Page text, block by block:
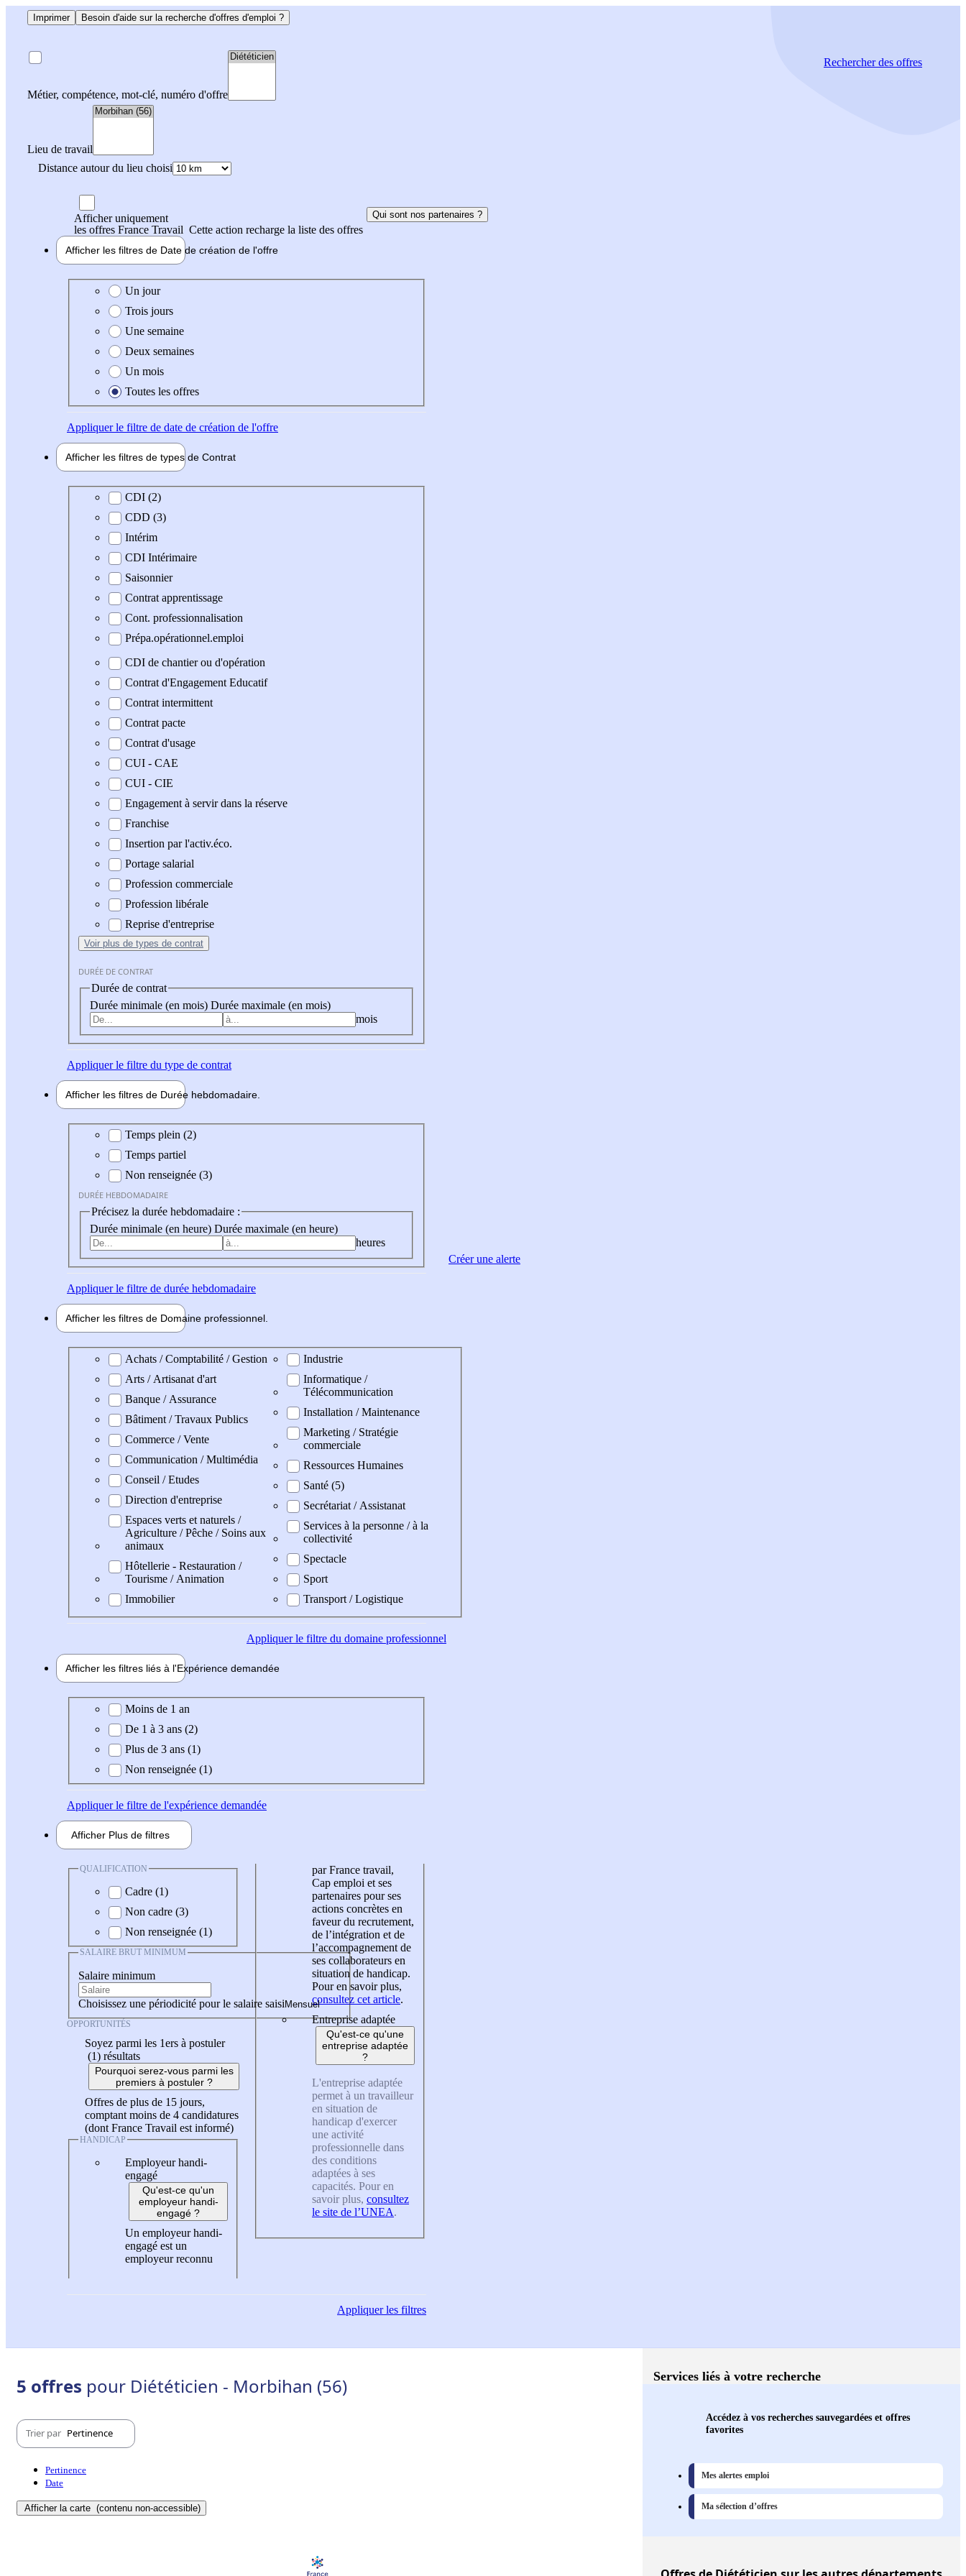
Imprimer Besoin d'aide sur la recherche d'offres d'emploi ?
Métier, compétence, mot-clé, numéro d'offre
Lieu de travail
Distance autour du lieu choisi
Rechercherdes offres
Afficher uniquement
les offres France Travail Cette action recharge la liste des offres
Qui sont nos partenaires ?
Afficher les filtres de Date de création de l'offre
Date de création de l'offre
Un jour
Trois jours
Une semaine
Deux semaines
Un mois
Toutes les offres
Appliquerle filtre de date de création de l'offre
Afficher les filtres de types de Contrat
Type de contrat
CDI (2)
CDD (3)
Intérim
CDI Intérimaire
Saisonnier
Contrat apprentissage
Cont. professionnalisation
Prépa.opérationnel.emploi
CDI de chantier ou d'opération
Contrat d'Engagement Educatif
Contrat intermittent
Contrat pacte
Contrat d'usage
CUI - CAE
CUI - CIE
Engagement à servir dans la réserve
Franchise
Insertion par l'activ.éco.
Portage salarial
Profession commerciale
Profession libérale
Reprise d'entreprise
Voir plus de types de contrat
DURÉE DE CONTRAT
Durée de contrat
Durée minimale (en mois) Durée maximale (en mois)
mois
Appliquerle filtre du type de contrat
Afficher les filtres de Durée hebdomadaire
Durée hebdomadaire
Temps plein (2)
Temps partiel
Non renseignée (3)
DURÉE HEBDOMADAIRE
Précisez la durée hebdomadaire :
Durée minimale (en heure) Durée maximale (en heure)
heures
Appliquerle filtre de durée hebdomadaire
Afficher les filtres de Domaine professionnel
Domaine professionel
Achats / Comptabilité / Gestion
Arts / Artisanat d'art
Banque / Assurance
Bâtiment / Travaux Publics
Commerce / Vente
Communication / Multimédia
Conseil / Etudes
Direction d'entreprise
Espaces verts et naturels /
Agriculture / Pêche / Soins aux
animaux
Hôtellerie - Restauration /
Tourisme / Animation
Immobilier
Industrie
Informatique /
Télécommunication
Installation / Maintenance
Marketing / Stratégie
commerciale
Ressources Humaines
Santé (5)
Secrétariat / Assistanat
Services à la personne / à la
collectivité
Spectacle
Sport
Transport / Logistique
Appliquerle filtre du domaine professionnel
Afficher les filtres liés à l'Expérience demandée
Expérience demandée
Moins de 1 an
De 1 à 3 ans (2)
Plus de 3 ans (1)
Non renseignée (1)
Appliquerle filtre de l'expérience demandée
Afficher Plus de filtres
QUALIFICATION
Cadre (1)
Non cadre (3)
Non renseignée (1)
SALAIRE BRUT MINIMUM
Salaire minimum
Choisissez une périodicité pour le salaire saisi
OPPORTUNITÉS
Soyez parmi les 1ers à postuler
(1) résultats
Pourquoi serez-vous parmi les
premiers à postuler ?
Offres de plus de 15 jours,
comptant moins de 4 candidatures
(dont France Travail est informé)
HANDICAP
Employeur handi-
engagé
Qu'est-ce qu'un
employeur handi-
engagé ?
Un employeur handi-
engagé est un
employeur reconnu
par France travail,
Cap emploi et ses
partenaires pour ses
actions concrètes en
faveur du recrutement,
de l’intégration et de
l’accompagnement de
ses collaborateurs en
situation de handicap.
Pour en savoir plus,
consultez cet article.
Entreprise adaptée
Qu'est-ce qu'une
entreprise adaptée
?
L'entreprise adaptée
permet à un travailleur
en situation de
handicap d'exercer
une activité
professionnelle dans
des conditions
adaptées à ses
capacités. Pour en
savoir plus, consultez
le site de l’UNEA.
Appliquerles filtres
Créer une alerte
5 offres pour Diététicien - Morbihan (56)
Trier par Pertinence
Pertinence
Date
Afficher la carte (contenu non-accessible)
Services liés à votre recherche
Accédez à vos recherches sauvegardées et offres
favorites
Mes alertes emploi
Ma sélection d’offres